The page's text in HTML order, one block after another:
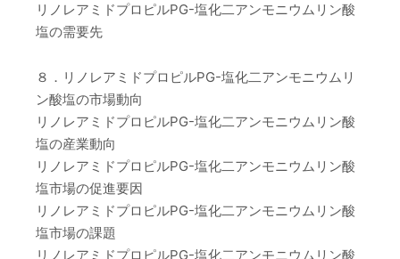
リノレアミドプロピルPG-塩化二アンモニウムリン酸
塩の需要先
８．リノレアミドプロピルPG-塩化二アンモニウムリ
ン酸塩の市場動向
リノレアミドプロピルPG-塩化二アンモニウムリン酸
塩の産業動向
リノレアミドプロピルPG-塩化二アンモニウムリン酸
塩市場の促進要因
リノレアミドプロピルPG-塩化二アンモニウムリン酸
塩市場の課題
リノレアミドプロピルPG-塩化二アンモニウムリン酸